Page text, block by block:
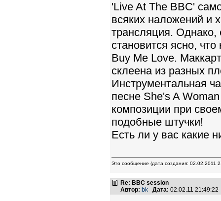
'Live At The BBC'
всяких наложений и
трансляция. Однако,
становится ясно,
Buy Me Love.
склеена из разных
Инструментальная
песне She's A
композиции при
подобные штучки!
Есть ли у вас какие
Это сообщение (дата создания: 02.02.2011
Re: BBC session
Автор: bk Дата: 02.02.11